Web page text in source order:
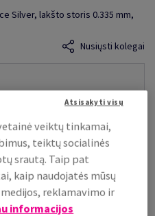
Silver, lakšto storis 0.335 mm,
Nusiųsti kolegai
Kiekių palyginimas
veiktų tinkamai,
teiktų socialinės
srautą. Taip pat
kaip naudojatės mūsų
reklamavimo ir
informacijos
Atsisakyti visų